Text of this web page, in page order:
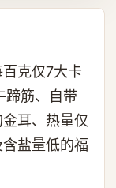
克仅7大卡
蹄筋、自带
耳、热量仅
盐量低的福